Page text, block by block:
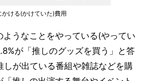
ける(かけていた)費用
ようなことをやっている(やってい
が「推しのグッズを買う」と答
しが出ている番組や雑誌などを購